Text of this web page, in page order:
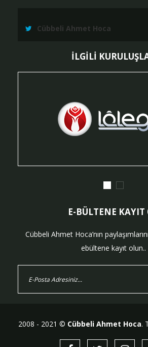
Cübbeli Ahmet Hoca
İLGİLİ
E-BÜLTENE KAYIT
Cübbeli Ahmet Hoca’nın
ebültene kayıt olun..
2008 - 2021 © Cübbeli Ahmet Hoca.